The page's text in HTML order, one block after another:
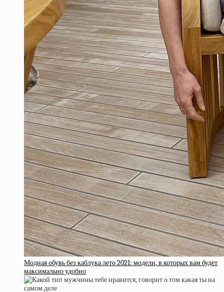
Модная обувь без каблука лето 2021: модели, в которых вам будет
максимально удобно